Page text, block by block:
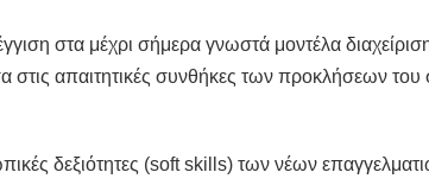
στα μέχρι σήμερα γνωστά μοντέλα
στις απαιτητικές συνθήκες των προκλήσεων
δεξιότητες (soft skills) των νέων